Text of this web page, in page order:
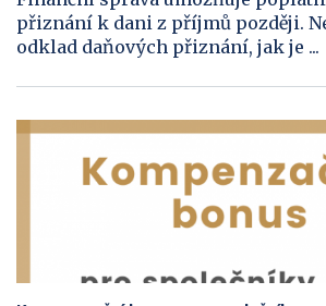
přiznání k dani z příjmů později.
odklad daňových přiznání, jak je ...